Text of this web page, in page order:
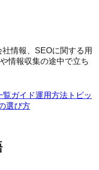
情報、SEOに関する用
情報収集の途中で立ち
覧ガイド運用方法 トピッ
選び方